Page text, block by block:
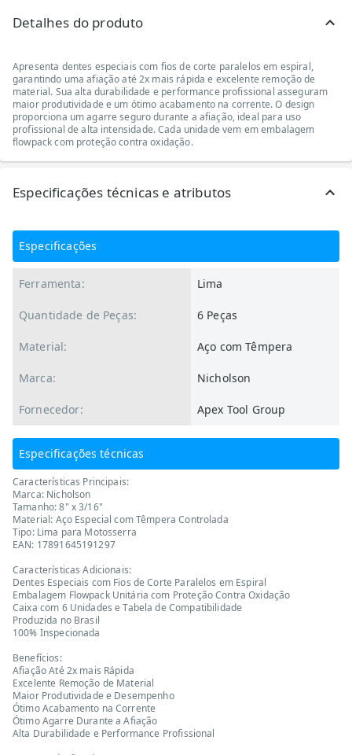
Detalhes do produto
Apresenta dentes especiais com fios de corte paralelos em espiral,
garantindo uma afiação até 2x mais rápida e excelente remoção de
material. Sua alta durabilidade e performance profissional asseguram
maior produtividade e um ótimo acabamento na corrente. O design
proporciona um agarre seguro durante a afiação, ideal para uso
profissional de alta intensidade. Cada unidade vem em embalagem
flowpack com proteção contra oxidação.
Especificações técnicas e atributos
Especificações
Ferramenta: Lima
Quantidade de Peças: 6 Peças
Material: Aço com Têmpera
Marca: Nicholson
Fornecedor: Apex Tool Group
Especificações técnicas
Características Principais:
Marca: Nicholson
Tamanho: 8" x 3/16"
Material: Aço Especial com Têmpera Controlada
Tipo: Lima para Motosserra
EAN: 17891645191297
Características Adicionais:
Dentes Especiais com Fios de Corte Paralelos em Espiral
Embalagem Flowpack Unitária com Proteção Contra Oxidação
Caixa com 6 Unidades e Tabela de Compatibilidade
Produzida no Brasil
100% Inspecionada
Benefícios:
Afiação Até 2x mais Rápida
Excelente Remoção de Material
Maior Produtividade e Desempenho
Ótimo Acabamento na Corrente
Ótimo Agarre Durante a Afiação
Alta Durabilidade e Performance Profissional